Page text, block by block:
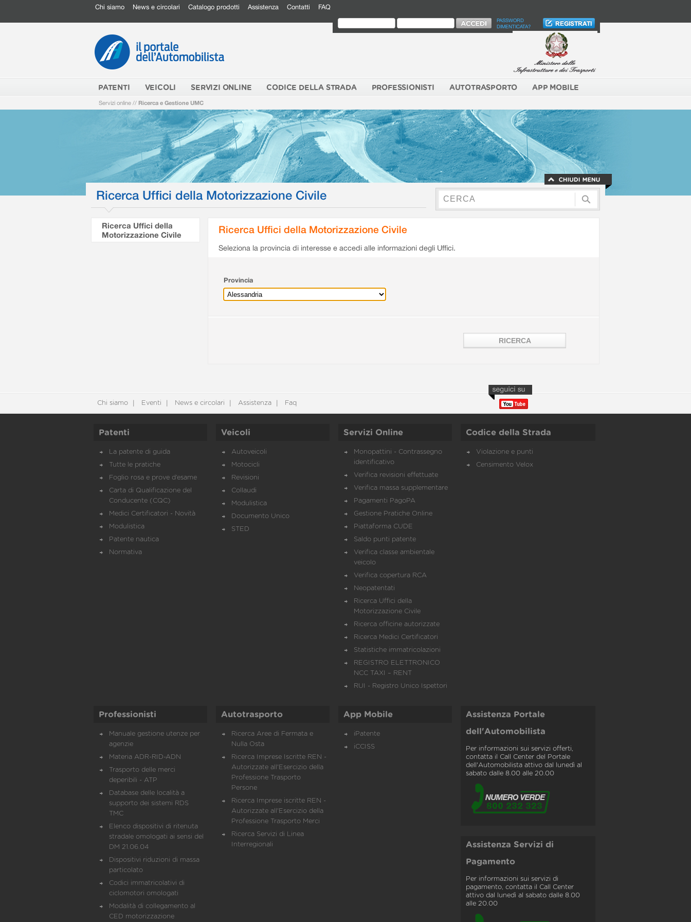
Chi siamo News e circolari Catalogo prodotti Assistenza Contatti FAQ
PASSWORD
DIMENTICATA?
PATENTI VEICOLI SERVIZI ONLINE CODICE DELLA STRADA PROFESSIONISTI AUTOTRASPORTO APP MOBILE
Servizi online // Ricerca e Gestione UMC
Ricerca Uffici della Motorizzazione Civile
Ricerca Uffici della
Motorizzazione Civile
Ricerca Uffici della Motorizzazione Civile
Seleziona la provincia di interesse e accedi alle informazioni degli Uffici.
Provincia
Chi siamo Eventi News e circolari Assistenza Faq
Patenti
La patente di guida
Tutte le pratiche
Foglio rosa e prove d’esame
Carta di Qualificazione del
Conducente (CQC)
Medici Certificatori - Novità
Modulistica
Patente nautica
Normativa
Veicoli
Autoveicoli
Motocicli
Revisioni
Collaudi
Modulistica
Documento Unico
STED
Servizi Online
Monopattini - Contrassegno
identificativo
Verifica revisioni effettuate
Verifica massa supplementare
Pagamenti PagoPA
Gestione Pratiche Online
Piattaforma CUDE
Saldo punti patente
Verifica classe ambientale
veicolo
Verifica copertura RCA
Neopatentati
Ricerca Uffici della
Motorizzazione Civile
Ricerca officine autorizzate
Ricerca Medici Certificatori
Statistiche immatricolazioni
REGISTRO ELETTRONICO
NCC TAXI – RENT
RUI - Registro Unico Ispettori
Codice della Strada
Violazione e punti
Censimento Velox
Professionisti
Manuale gestione utenze per
agenzie
Materia ADR-RID-ADN
Trasporto delle merci
deperibili - ATP
Database delle località a
supporto dei sistemi RDS
TMC
Elenco dispositivi di ritenuta
stradale omologati ai sensi del
DM 21.06.04
Dispositivi riduzioni di massa
particolato
Codici immatricolativi di
ciclomotori omologati
Modalità di collegamento al
CED motorizzazione
Autotrasporto
Ricerca Aree di Fermata e
Nulla Osta
Ricerca Imprese Iscritte REN -
Autorizzate all'Esercizio della
Professione Trasporto
Persone
Ricerca Imprese iscritte REN -
Autorizzate all'Esercizio della
Professione Trasporto Merci
Ricerca Servizi di Linea
Interregionali
App Mobile
iPatente
iCCISS
Assistenza Portale
dell'Automobilista
Per informazioni sui servizi offerti,
contatta il Call Center del Portale
dell'Automobilista attivo dal lunedì al
sabato dalle 8.00 alle 20.00
Assistenza Servizi di
Pagamento
Per informazioni sui servizi di
pagamento, contatta il Call Center
attivo dal lunedì al sabato dalle 8.00
alle 20.00